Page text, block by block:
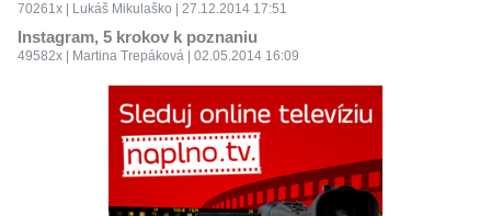
70261x | Lukáš Mikulaško | 27.12.2014 17:51
Instagram, 5 krokov k poznaniu
49582x | Martina Trepáková | 02.05.2014 16:09